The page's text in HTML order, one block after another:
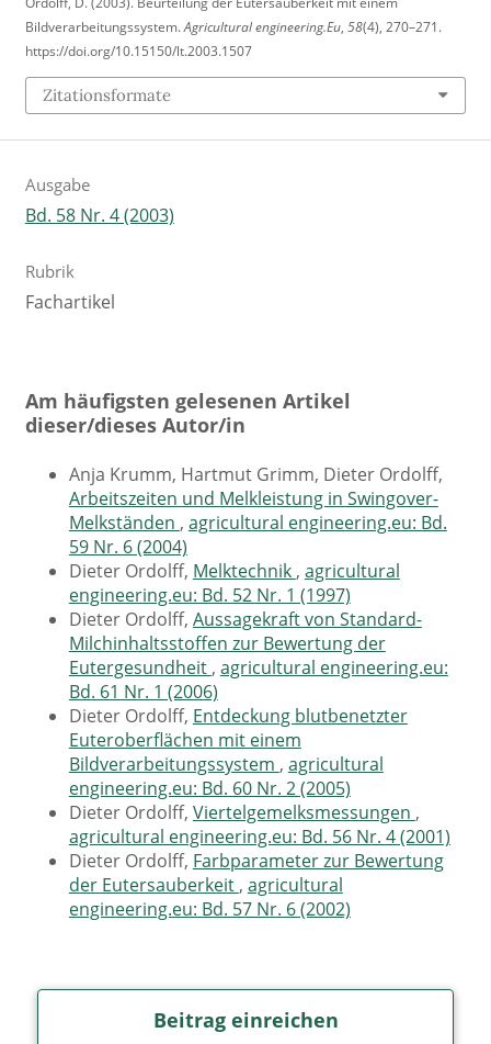
Bildverarbeitungssystem.Agricultural engineering.Eu, 58(4), 270–271.
https://doi.org/10.15150/lt.2003.1507
Zitationsformate
Ausgabe
Bd. 58 Nr. 4 (2003)
Rubrik
Fachartikel
Am häufigsten gelesenen Artikel
dieser/dieses Autor/in
Anja Krumm, Hartmut Grimm, Dieter Ordolff,
Arbeitszeiten und Melkleistung in Swingover-
Melkständen , agricultural engineering.eu: Bd.
59 Nr. 6 (2004)
Dieter Ordolff, Melktechnik , agricultural
engineering.eu: Bd. 52 Nr. 1 (1997)
Dieter Ordolff, Aussagekraft von Standard-
Milchinhaltsstoffen zur Bewertung der
Eutergesundheit , agricultural engineering.eu:
Bd. 61 Nr. 1 (2006)
Dieter Ordolff, Entdeckung blutbenetzter
Euteroberflächen mit einem
Bildverarbeitungssystem , agricultural
engineering.eu: Bd. 60 Nr. 2 (2005)
Dieter Ordolff, Viertelgemelksmessungen ,
agricultural engineering.eu: Bd. 56 Nr. 4 (2001)
Dieter Ordolff, Farbparameter zur Bewertung
der Eutersauberkeit , agricultural
engineering.eu: Bd. 57 Nr. 6 (2002)
Beitrag einreichen